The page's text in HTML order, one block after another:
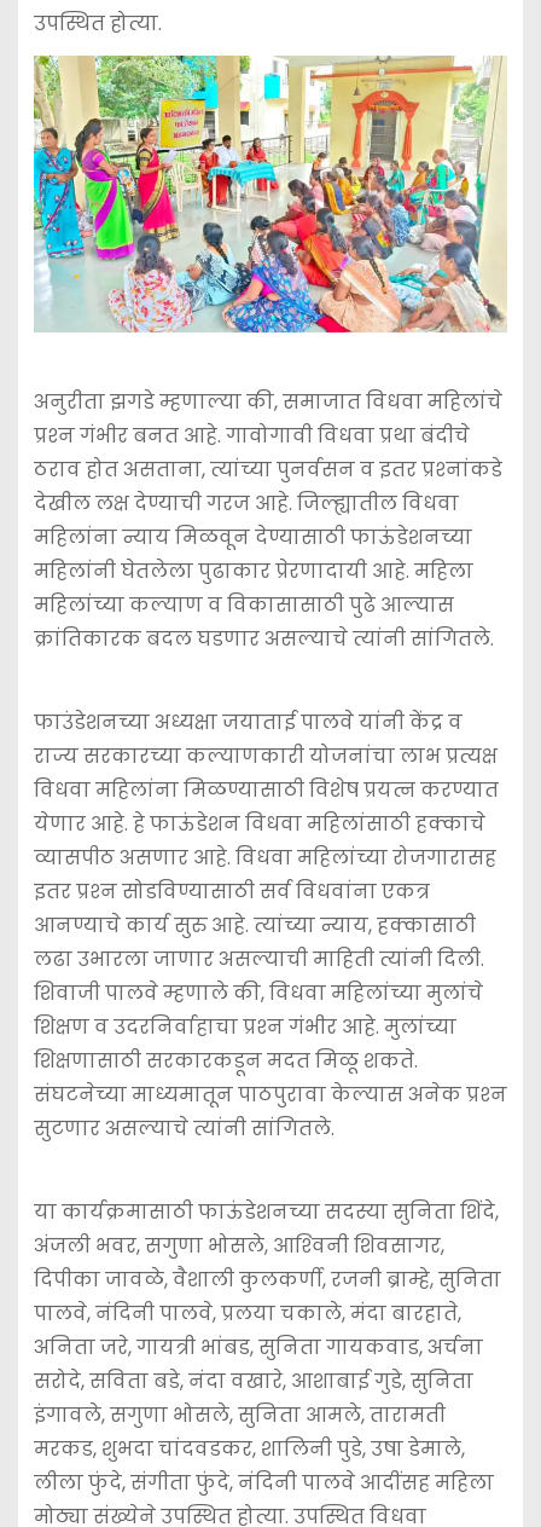
उपस्थित होत्या.
अनुरीता झगडे म्हणाल्या की, समाजात विधवा महिलांचे
प्रश्‍न गंभीर बनत आहे. गावोगावी विधवा प्रथा बंदीचे
ठराव होत असताना, त्यांच्या पुनर्वसन व इतर प्रश्‍नांकडे
देखील लक्ष देण्याची गरज आहे. जिल्ह्यातील विधवा
महिलांना न्याय मिळवून देण्यासाठी फाऊंडेशनच्या
महिलांनी घेतलेला पुढाकार प्रेरणादायी आहे. महिला
महिलांच्या कल्याण व विकासासाठी पुढे आल्यास
क्रांतिकारक बदल घडणार असल्याचे त्यांनी सांगितले.
फाउंडेशनच्या अध्यक्षा जयाताई पालवे यांनी केंद्र व
राज्य सरकारच्या कल्याणकारी योजनांचा लाभ प्रत्यक्ष
विधवा महिलांना मिळण्यासाठी विशेष प्रयत्न करण्यात
येणार आहे. हे फाऊंडेशन विधवा महिलांसाठी हक्काचे
व्यासपीठ असणार आहे. विधवा महिलांच्या रोजगारासह
इतर प्रश्‍न सोडविण्यासाठी सर्व विधवांना एकत्र
आनण्याचे कार्य सुरु आहे. त्यांच्या न्याय, हक्कासाठी
लढा उभारला जाणार असल्याची माहिती त्यांनी दिली.
शिवाजी पालवे म्हणाले की, विधवा महिलांच्या मुलांचे
शिक्षण व उदरनिर्वाहाचा प्रश्‍न गंभीर आहे. मुलांच्या
शिक्षणासाठी सरकारकडून मदत मिळू शकते.
संघटनेच्या माध्यमातून पाठपुरावा केल्यास अनेक प्रश्‍न
सुटणार असल्याचे त्यांनी सांगितले.
या कार्यक्रमासाठी फाऊंडेशनच्या सदस्या सुनिता शिंदे,
अंजली भवर, सगुणा भोसले, आश्‍विनी शिवसागर,
दिपीका जावळे, वैशाली कुलकर्णी, रजनी ब्राम्हे, सुनिता
पालवे, नंदिनी पालवे, प्रलया चकाले, मंदा बारहाते,
अनिता जरे, गायत्री भांबड, सुनिता गायकवाड, अर्चना
सरोदे, सविता बडे, नंदा वखारे, आशाबाई गुडे, सुनिता
इंगावले, सगुणा भोसले, सुनिता आमले, तारामती
मरकड, शुभदा चांदवडकर, शालिनी पुडे, उषा डेमाले,
लीला फुंदे, संगीता फुंदे, नंदिनी पालवे आदींसह महिला
मोठ्या संख्येने उपस्थित होत्या. उपस्थित विधवा